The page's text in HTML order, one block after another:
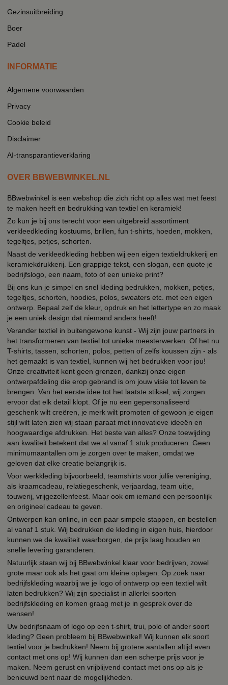
Gezinsuitbreiding
Boer
Padel
INFORMATIE
Algemene voorwaarden
Privacy
Cookie beleid
Disclaimer
AI-transparantieverklaring
OVER BBWEBWINKEL.NL
BBwebwinkel is een webshop die zich richt op alles wat met feest
te maken heeft en bedrukking van textiel en keramiek!
Zo kun je bij ons terecht voor een uitgebreid assortiment
verkleedkleding kostuums, brillen, fun t-shirts, hoeden, mokken,
tegeltjes, petjes, schorten.
Naast de verkleedkleding hebben wij een eigen textieldrukkerij en
keramiekdrukkerij. Een grappige tekst, een slogan, een quote je
bedrijfslogo, een naam, foto of een unieke print?
Bij ons kun je simpel en snel kleding bedrukken, mokken, petjes,
tegeltjes, schorten, hoodies, polos, sweaters etc. met een eigen
ontwerp. Bepaal zelf de kleur, opdruk en het lettertype en zo maak
je een uniek design dat niemand anders heeft!
Verander textiel in buitengewone kunst - Wij zijn jouw partners in
het transformeren van textiel tot unieke meesterwerken. Of het nu
T-shirts, tassen, schorten, polos, petten of zelfs koussen zijn - als
het gemaakt is van textiel, kunnen wij het bedrukken voor jou!
Onze creativiteit kent geen grenzen, dankzij onze eigen
ontwerpafdeling die erop gebrand is om jouw visie tot leven te
brengen. Van het eerste idee tot het laatste stiksel, wij zorgen
ervoor dat elk detail klopt. Of je nu een gepersonaliseerd
geschenk wilt creëren, je merk wilt promoten of gewoon je eigen
stijl wilt laten zien wij staan paraat met innovatieve ideeën en
hoogwaardige afdrukken. Het beste van alles? Onze toewijding
aan kwaliteit betekent dat we al vanaf 1 stuk produceren. Geen
minimumaantallen om je zorgen over te maken, omdat we
geloven dat elke creatie belangrijk is.
Voor werkkleding bijvoorbeeld, teamshirts voor jullie vereniging,
als kraamcadeau, relatiegeschenk, verjaardag, team uitje,
touwerij, vrijgezellenfeest. Maar ook om iemand een persoonlijk
en origineel cadeau te geven.
Ontwerpen kan online, in een paar simpele stappen, en bestellen
al vanaf 1 stuk. Wij bedrukken de kleding in eigen huis, hierdoor
kunnen we de kwaliteit waarborgen, de prijs laag houden en
snelle levering garanderen.
Natuurlijk staan wij bij BBwebwinkel klaar voor bedrijven, zowel
grote maar ook als het gaat om kleine oplagen. Op zoek naar
bedrijfskleding waarbij we je logo of ontwerp op een textiel wilt
laten bedrukken? Wij zijn specialist in allerlei soorten
bedrijfskleding en komen graag met je in gesprek over de
wensen!
Uw bedrijfsnaam of logo op een t-shirt, trui, polo of ander soort
kleding? Geen probleem bij BBwebwinkel! Wij kunnen elk soort
textiel voor je bedrukken! Neem bij grotere aantallen altijd even
contact met ons op! Wij kunnen dan een scherpe prijs voor je
maken. Neem gerust en vrijblijvend contact met ons op als je
benieuwd bent naar de mogelijkheden.